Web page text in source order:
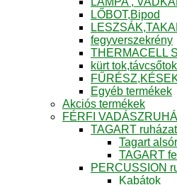
LŐBOT,Bipod
fegyverszekrény
THERMACELL
kürt tok,távcsőtok
Egyéb termékek
Akciós termékek
FÉRFI
TAGART ruházat
Tagart
TAGART
PERCUSSION
Kabátok